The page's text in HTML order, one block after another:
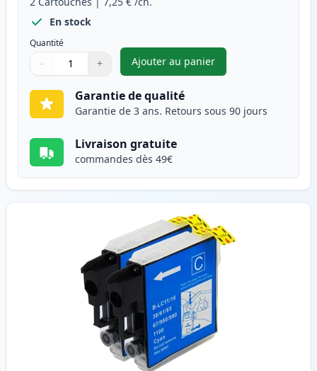
En stock
Quantité
Quantité
Utilisez les boutons pour ajuster
− +
Quantité
Ajouter au panier
,Pack de 2 Brother
Garantie de qualité
Garantie de 3 ans. Retours sous 90 jours
Livraison gratuite
commandes dès 49€